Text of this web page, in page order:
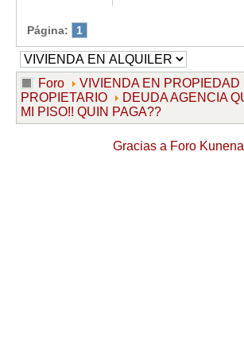
Página: 1
Foro VIVIENDA EN PROPIEDAD
PROPIETARIO
DEUDA AGENCIA
MI PISO!! QUIN PAGA??
Gracias a Foro Kunena